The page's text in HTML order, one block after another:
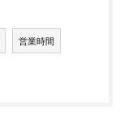
営業時間